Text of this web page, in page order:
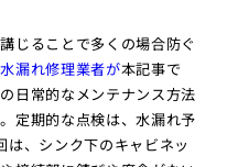
じることで多くの場合防ぐ
漏れ修理業者が本記事で
日常的なメンテナンス方法
定期的な点検は、水漏れ予
、シンク下のキャビネッ